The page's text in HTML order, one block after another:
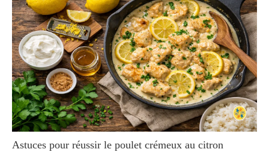
Astuces pour réussir le poulet crémeux au citron